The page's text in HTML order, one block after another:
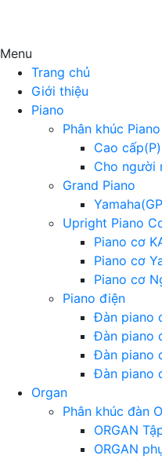
Menu
Trang chủ
Giới thiệu
Piano
Phân khúc Piano
Cao cấp(P)
Cho người
Grand Piano
Upright Piano
Piano cơ
Piano cơ
Piano cơ
Piano điện
Đàn piano
Đàn piano
Đàn piano
Đàn piano
Organ
Phân khúc đàn
ORGAN
ORGAN